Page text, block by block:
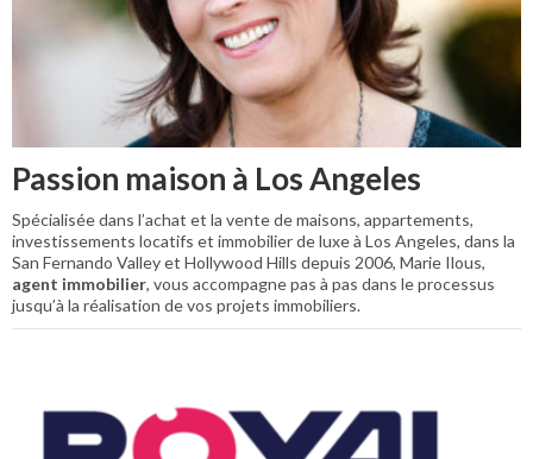
Passion maison à Los Angeles
Spécialisée dans l’achat et la vente de maisons, appartements,
investissements locatifs et immobilier de luxe à Los Angeles, dans la
San Fernando Valley et Hollywood Hills depuis 2006, Marie Ilous,
agent immobilier, vous accompagne pas à pas dans le processus
jusqu’à la réalisation de vos projets immobiliers.